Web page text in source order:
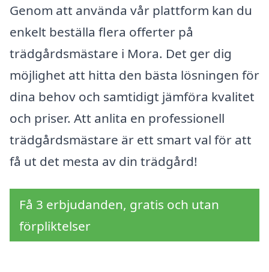
Genom att använda vår plattform kan du
enkelt beställa flera offerter på
trädgårdsmästare i Mora. Det ger dig
möjlighet att hitta den bästa lösningen för
dina behov och samtidigt jämföra kvalitet
och priser. Att anlita en professionell
trädgårdsmästare är ett smart val för att
få ut det mesta av din trädgård!
Få 3 erbjudanden, gratis och utan
förpliktelser